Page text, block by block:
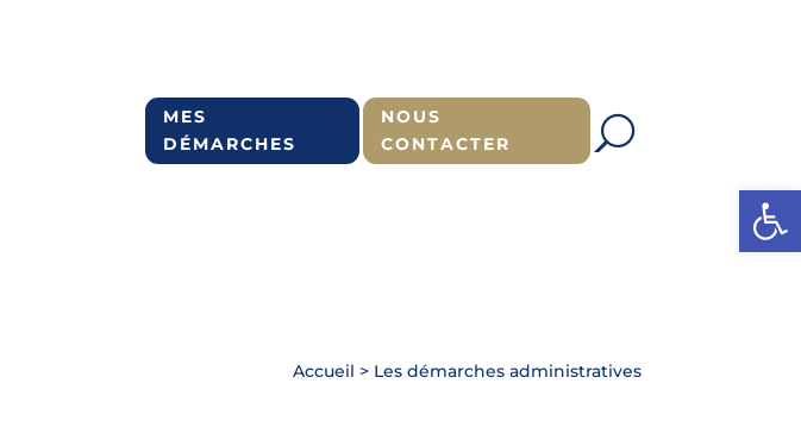
Ouvrir
MES
DÉMARCHES
NOUS
CONTACTER
Accueil > Les démarches administratives